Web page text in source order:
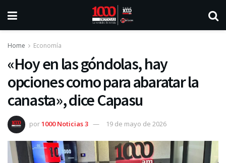
Home Economía
«Hoy en las góndolas, hay
opciones como para abaratar la
canasta», dice Capasu
por1000 Noticias 3 19 de mayo de 2026